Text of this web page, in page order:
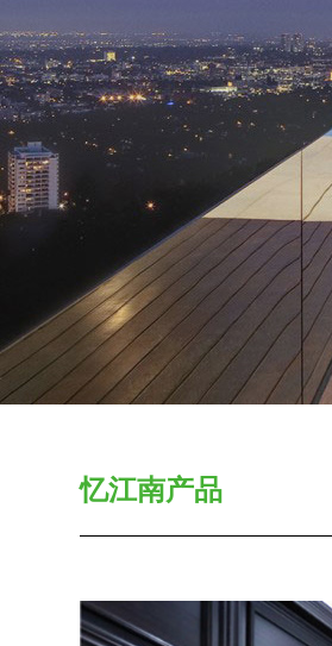
忆江南产品